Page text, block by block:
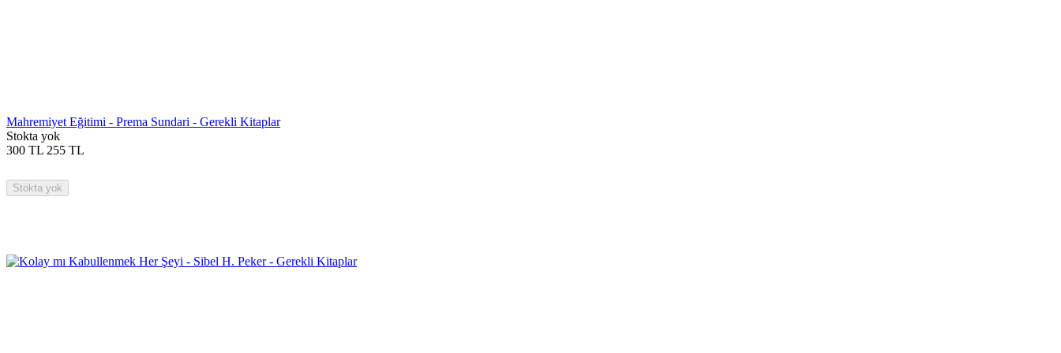
Mahremiyet Eğitimi - Prema Sundari - Gerekli Kitaplar
Stokta yok
300 TL 255 TL
Stokta yok